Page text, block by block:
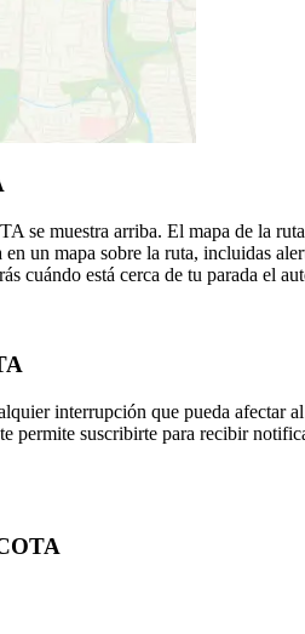
se muestra arriba. El mapa de la
un mapa sobre la ruta, incluidas
cuándo está cerca de tu parada el
interrupción que pueda afectar
permite suscribirte para recibir